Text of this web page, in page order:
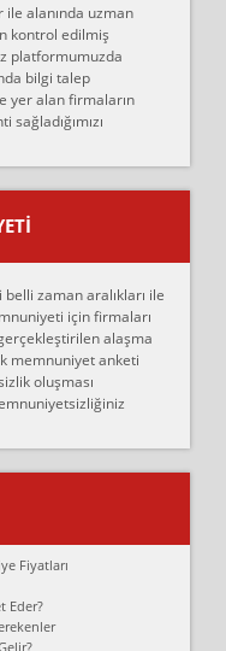
taşımak için
şekilde
problemleri
gününde
ankaradan
taşınacağı gün
yaptım.
kişiler ağrılı
dediler
bir
ile alanında uzman
kontrol edilmiş
platformumuzda
bilgi talep
yer alan firmaların
zaman aralıkları ile
için firmaları
alaşma
memnuniyet anketi
oluşması
Fiyatları
Eder?